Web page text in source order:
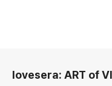
lovesera: ART of